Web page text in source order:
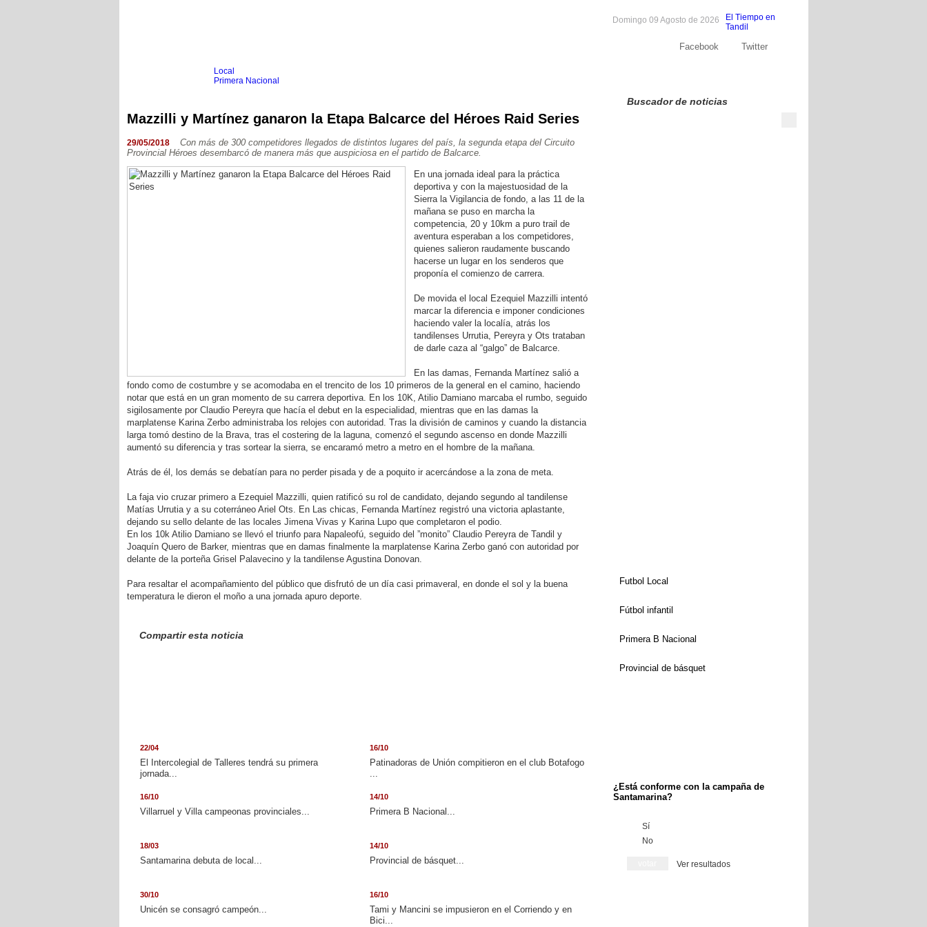
El Tiempo en
Tandil
Domingo 09 Agosto de 2026
Facebook Twitter
Local
Primera Nacional
Agrario
Atletismo
Aventura
Boxeo
Ciclismo
Gim. Artística
Duatlón-Triatlón
Mazzilli y Martínez ganaron la Etapa Balcarce del Héroes Raid Series
29/05/2018
Con más de 300 competidores llegados de distintos lugares del país, la segunda etapa del Circuito
Provincial Héroes desembarcó de manera más que auspiciosa en el partido de Balcarce.
En una jornada ideal para la práctica
deportiva y con la majestuosidad de la
Sierra la Vigilancia de fondo, a las 11 de la
mañana se puso en marcha la
competencia, 20 y 10km a puro trail de
aventura esperaban a los competidores,
quienes salieron raudamente buscando
hacerse un lugar en los senderos que
proponía el comienzo de carrera.
De movida el local Ezequiel Mazzilli intentó
marcar la diferencia e imponer condiciones
haciendo valer la localía, atrás los
tandilenses Urrutia, Pereyra y Ots trataban
de darle caza al “galgo” de Balcarce.
En las damas, Fernanda Martínez salió a
fondo como de costumbre y se acomodaba en el trencito de los 10 primeros de la general en el camino, haciendo
notar que está en un gran momento de su carrera deportiva. En los 10K, Atilio Damiano marcaba el rumbo, seguido
sigilosamente por Claudio Pereyra que hacía el debut en la especialidad, mientras que en las damas la
marplatense Karina Zerbo administraba los relojes con autoridad. Tras la división de caminos y cuando la distancia
larga tomó destino de la Brava, tras el costering de la laguna, comenzó el segundo ascenso en donde Mazzilli
aumentó su diferencia y tras sortear la sierra, se encaramó metro a metro en el hombre de la mañana.
Atrás de él, los demás se debatían para no perder pisada y de a poquito ir acercándose a la zona de meta.
La faja vio cruzar primero a Ezequiel Mazzilli, quien ratificó su rol de candidato, dejando segundo al tandilense
Matías Urrutia y a su coterráneo Ariel Ots. En Las chicas, Fernanda Martínez registró una victoria aplastante,
dejando su sello delante de las locales Jimena Vivas y Karina Lupo que completaron el podio.
En los 10k Atilio Damiano se llevó el triunfo para Napaleofú, seguido del ”monito” Claudio Pereyra de Tandil y
Joaquín Quero de Barker, mientras que en damas finalmente la marplatense Karina Zerbo ganó con autoridad por
delante de la porteña Grisel Palavecino y la tandilense Agustina Donovan.
Para resaltar el acompañamiento del público que disfrutó de un día casi primaveral, en donde el sol y la buena
temperatura le dieron el moño a una jornada apuro deporte.
Compartir esta noticia
22/04
El Intercolegial de Talleres tendrá su primera
jornada...
16/10
Patinadoras de Unión compitieron en el club Botafogo
...
16/10
Villarruel y Villa campeonas provinciales...
14/10
Primera B Nacional...
18/03
Santamarina debuta de local...
14/10
Provincial de básquet...
30/10
Unicén se consagró campeón...
16/10
Tami y Mancini se impusieron en el Corriendo y en
Bici...
Buscador de noticias
Futbol Local
Fútbol infantil
Primera B Nacional
Provincial de básquet
¿Está conforme con la campaña de
Santamarina?
Sí
No
Ver resultados